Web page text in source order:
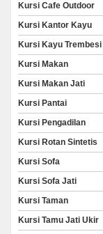
Kursi Cafe Outdoor
Kursi Kantor Kayu
Kursi Kayu Trembesi
Kursi Makan
Kursi Makan Jati
Kursi Pantai
Kursi Pengadilan
Kursi Rotan Sintetis
Kursi Sofa
Kursi Sofa Jati
Kursi Taman
Kursi Tamu Jati Ukir